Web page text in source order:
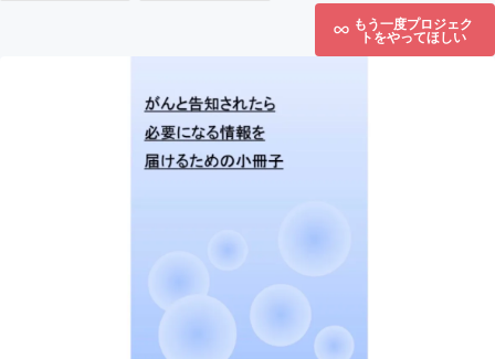
もう一度プロジェク
トをやってほしい